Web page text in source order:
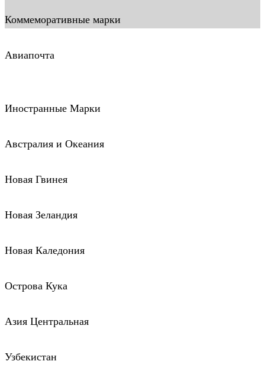
Коммеморативные марки
Авиапочта
Иностранные Марки
Австралия и Океания
Новая Гвинея
Новая Зеландия
Новая Каледония
Острова Кука
Азия Центральная
Узбекистан